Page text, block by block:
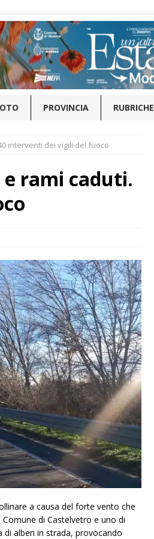
PROVINCIA RUBRICHE
interventi dei vigili del fuoco
rami caduti.
a causa del forte vento che
di Castelvetro e uno di
alberi in strada, provocando